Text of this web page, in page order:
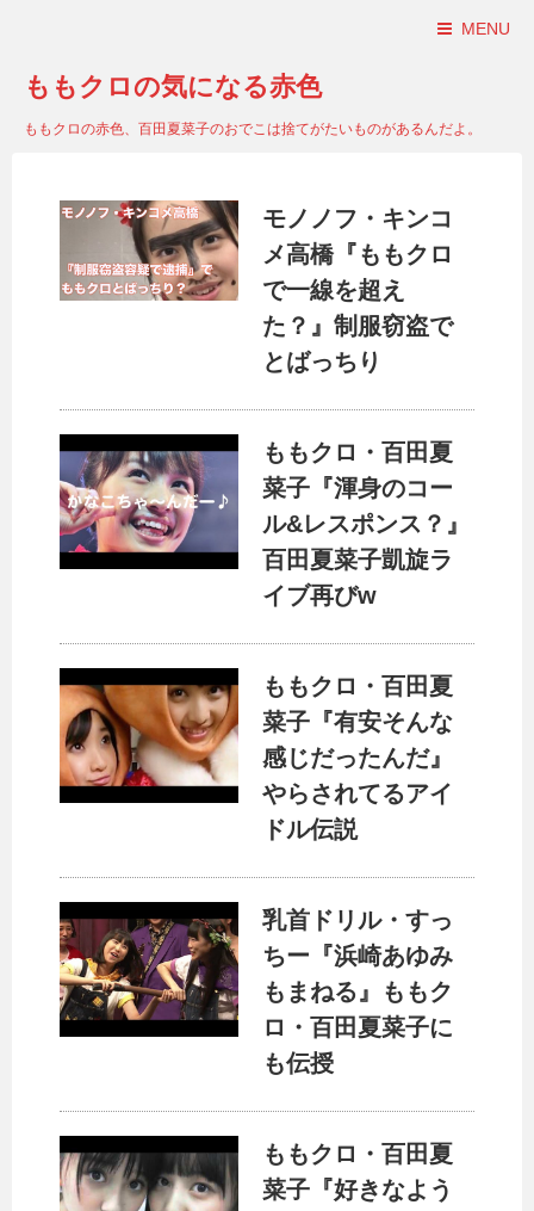
MENU
ももクロの気になる赤色
ももクロの赤色、百田夏菜子のおでこは捨てがたいものがあるんだよ。
モノノフ・キンコ
メ高橋『ももクロ
で一線を超え
た？』制服窃盗で
とばっちり
ももクロ・百田夏
菜子『渾身のコー
ル&レスポンス？』
百田夏菜子凱旋ラ
イブ再びw
ももクロ・百田夏
菜子『有安そんな
感じだったんだ』
やらされてるアイ
ドル伝説
乳首ドリル・すっ
ちー『浜崎あゆみ
もまねる』ももク
ロ・百田夏菜子に
も伝授
ももクロ・百田夏
菜子『好きなよう